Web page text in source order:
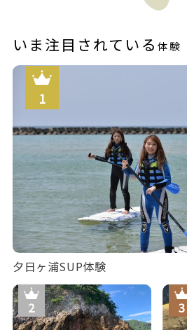
いま注目されている 体験
夕日ヶ浦SUP体験